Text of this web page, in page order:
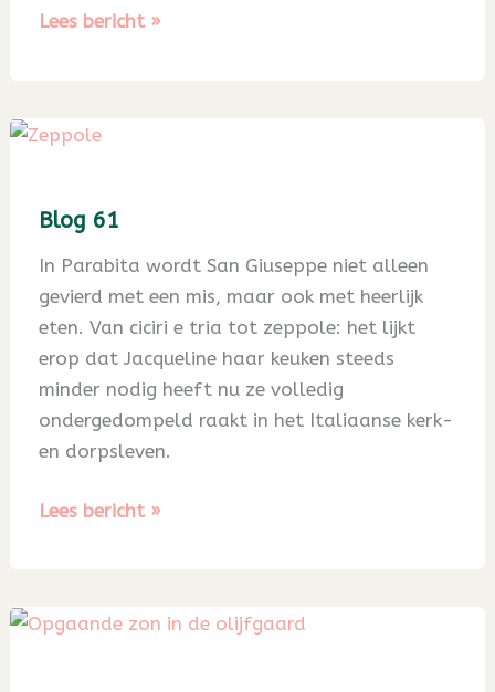
Blog
Lees bericht »
Blog 61
In Parabita wordt San Giuseppe niet alleen
gevierd met een mis, maar ook met heerlijk
eten. Van ciciri e tria tot zeppole: het lijkt
erop dat Jacqueline haar keuken steeds
minder nodig heeft nu ze volledig
ondergedompeld raakt in het Italiaanse kerk-
en dorpsleven.
Blog
Lees bericht »